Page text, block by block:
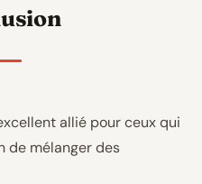
allié pour ceux qui
de mélanger des